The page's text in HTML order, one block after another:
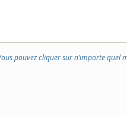
pouvez cliquer sur n’importe